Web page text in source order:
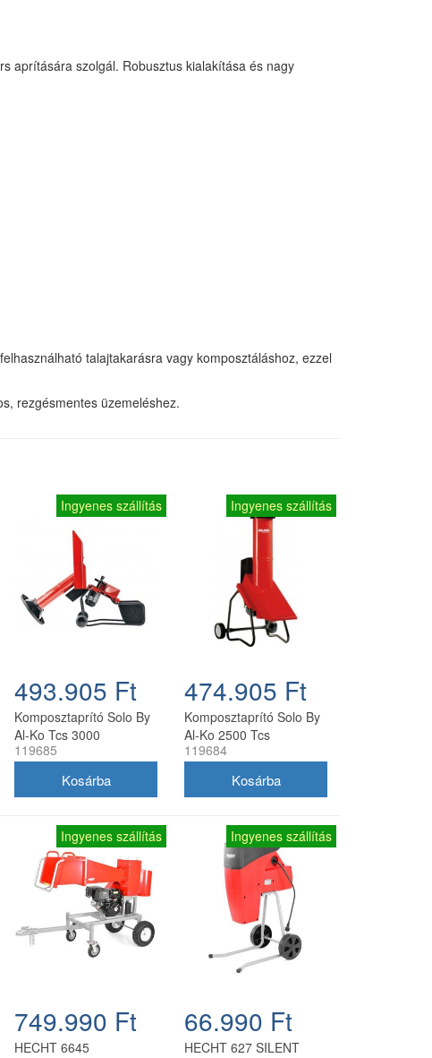
aprítására szolgál. Robusztus kialakítása és nagy
talajtakarásra vagy komposztáláshoz, ezzel
rezgésmentes üzemeléshez.
Ingyenes szállítás
493.905 Ft
Komposztaprító Solo By
Al-Ko Tcs 3000
119685
Ingyenes szállítás
474.905 Ft
Komposztaprító Solo By
Al-Ko 2500 Tcs
119684
Ingyenes szállítás
749.990 Ft
HECHT 6645
Ingyenes szállítás
66.990 Ft
HECHT 627 SILENT